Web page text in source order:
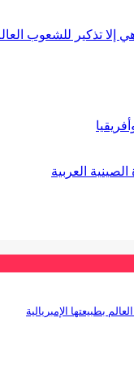
تذكير للشعوب العالم
العربية
بطبيعتها الإمبريالية